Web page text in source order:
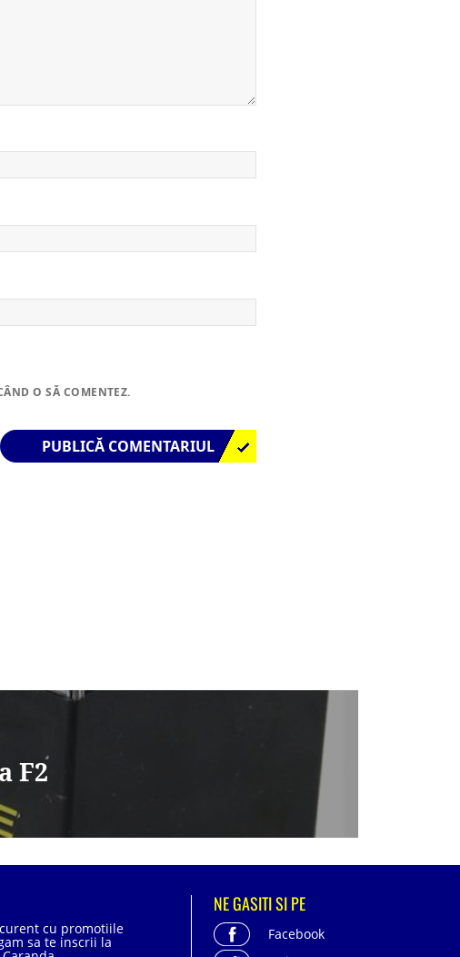
O SĂ COMENTEZ.
F2
cu promotiile
sa te inscrii la
NE GASITI SI PE
Facebook